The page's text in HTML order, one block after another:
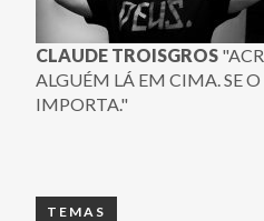
CLAUDE TROISGROS
ALGUÉM LÁ EM CIMA. SE
IMPORTA."
TEMAS